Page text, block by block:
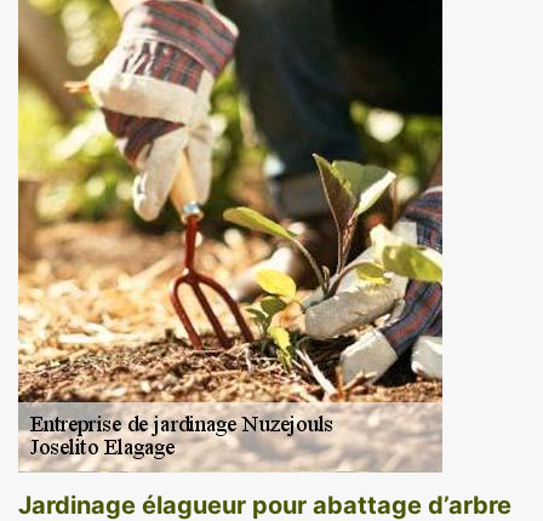
Jardinage élagueur pour abattage d’arbre